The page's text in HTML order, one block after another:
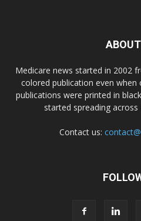
Dr. Alson Laboratories
Domagk Smith Labs Pvt
Diya Healthcare Private
Medicare news started in 2002
colored publication even
publications were printed in
started spreading across
Contact us: